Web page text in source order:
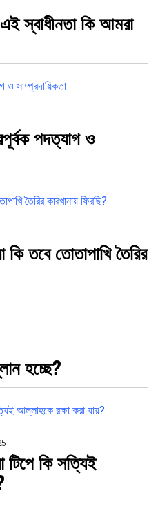
স্বাধীনতা কি আমরা
পদত্যাগ ও
তবে তোতাপাখি তৈরির
হচ্ছে?
কি সত্যিই